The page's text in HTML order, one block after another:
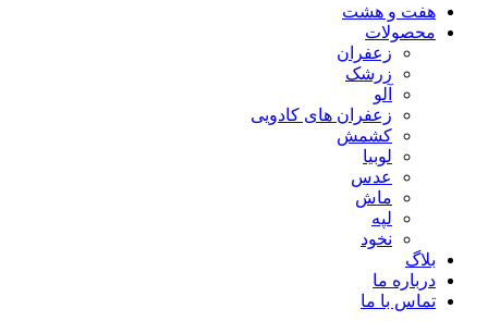
هفت و هشت
محصولات
زعفران
زرشک
آلو
زعفران های کادویی
کشمش
لوبیا
عدس
ماش
لپه
نخود
بلاگ
درباره ما
تماس با ما